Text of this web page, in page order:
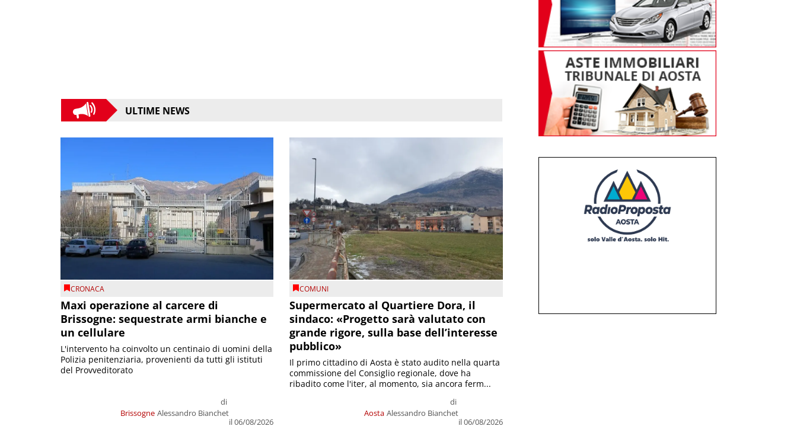
ULTIME NEWS
CRONACA
Maxi operazione al carcere di
Brissogne: sequestrate armi bianche e
un cellulare
Brissogne
di
Alessandro Bianchet
il 06/08/2026
L'intervento ha coinvolto un centinaio di uomini della
Polizia penitenziaria, provenienti da tutti gli istituti
del Provveditorato
COMUNI
Supermercato al Quartiere Dora, il
sindaco: «Progetto sarà valutato con
grande rigore, sulla base dell’interesse
pubblico»
Aosta
di
Alessandro Bianchet
il 06/08/2026
Il primo cittadino di Aosta è stato audito nella quarta
commissione del Consiglio regionale, dove ha
ribadito come l'iter, al momento, sia ancora ferm...